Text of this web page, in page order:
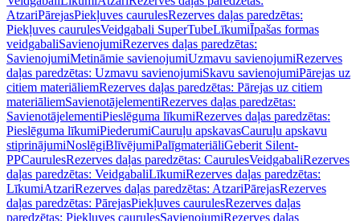
AtzariPārejasPiekļuves caurulesRezerves daļas paredzētas:
Piekļuves caurulesVeidgabali SuperTubeLīkumiĪpašas formas
veidgabaliSavienojumiRezerves daļas paredzētas:
SavienojumiMetināmie savienojumiUzmavu savienojumiRezerves
daļas paredzētas: Uzmavu savienojumiSkavu savienojumiPārejas uz
citiem materiāliemRezerves daļas paredzētas: Pārejas uz citiem
materiāliemSavienotājelementiRezerves daļas paredzētas:
SavienotājelementiPieslēguma līkumiRezerves daļas paredzētas:
Pieslēguma līkumiPiederumiCauruļu apskavasCauruļu apskavu
stiprinājumiNoslēgiBlīvējumiPalīgmateriāliGeberit Silent-
PPCaurulesRezerves daļas paredzētas: CaurulesVeidgabaliRezerves
daļas paredzētas: VeidgabaliLīkumiRezerves daļas paredzētas:
LīkumiAtzariRezerves daļas paredzētas: AtzariPārejasRezerves
daļas paredzētas: PārejasPiekļuves caurulesRezerves daļas
paredzētas: Piekļuves caurulesSavienojumiRezerves daļas